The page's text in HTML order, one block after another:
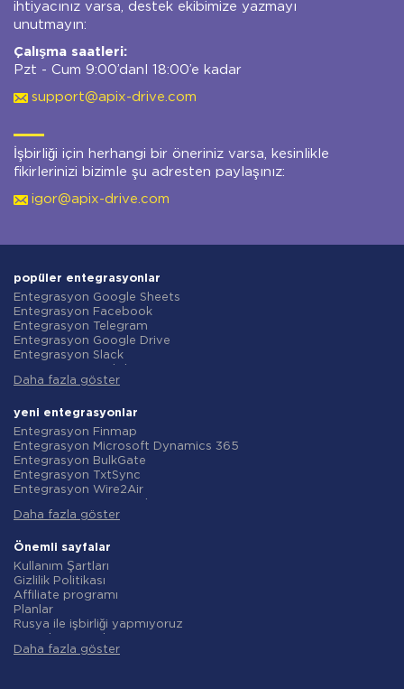
ihtiyacınız varsa, destek ekibimize yazmayı
unutmayın:
Çalışma saatleri:
Pzt - Cum 9:00’danl 18:00’e kadar
support@apix-drive.com
İşbirliği için herhangi bir öneriniz varsa, kesinlikle
fikirlerinizi bizimle şu adresten paylaşınız:
igor@apix-drive.com
popüler entegrasyonlar
Entegrasyon Google Sheets
Entegrasyon Facebook
Entegrasyon Telegram
Entegrasyon Google Drive
Entegrasyon Slack
Entegrasyon Gmail
Entegrasyon ClickUp
Entegrasyon Airtable
Entegrasyon Google Contacts
Entegrasyon OpenAI (ChatGPT)
Entegrasyon Instagram
Entegrasyon ActiveCampaign
Entegrasyon Typeform
Entegrasyon Salesforce CRM
Entegrasyon Notion
Entegrasyon AWeber
Entegrasyon Asana
Entegrasyon ZOHO CRM
Entegrasyon Webhooks
Entegrasyon GetResponse
Entegrasyon WooCommerce
Daha fazla göster
yeni entegrasyonlar
Entegrasyon Finmap
Entegrasyon Microsoft Dynamics 365
Entegrasyon BulkGate
Entegrasyon TxtSync
Entegrasyon Wire2Air
Entegrasyon Infobip
Entegrasyon AtomPark
Entegrasyon TXTImpact
Entegrasyon Campaign Monitor
Entegrasyon CM.com
Entegrasyon D7 Networks
Entegrasyon SMS.to
Entegrasyon SMSGlobal
Entegrasyon Textlocal
Daha fazla göster
Önemli sayfalar
Kullanım Şartları
Gizlilik Politikası
Affiliate programı
Planlar
Rusya ile işbirliği yapmıyoruz
iade politikasi
Daha fazla göster